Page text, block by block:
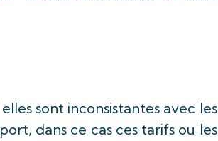
sont inconsistantes avec les
dans ce cas ces tarifs ou les